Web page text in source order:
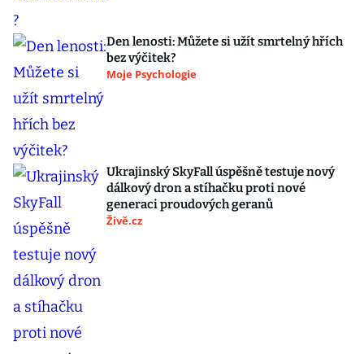
Den lenosti: Můžete si užít smrtelný hřích
bez výčitek?
Moje Psychologie
Ukrajinský SkyFall úspěšně testuje nový
dálkový dron a stíhačku proti nové
generaci proudových geranů
Živě.cz